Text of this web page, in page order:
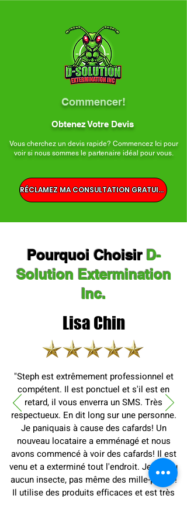
Commencer!
Obtenez Votre Devis
Vous cherchez un devis rapide? Commencez Ici pour
voir si nous sommes le partenaire idéal pour vous.
RÉCLAMEZ MA CONSULTATION GRATUITE
Pourquoi Choisir D-
Solution Extermination
Inc.
Lisa Chin
"Steph est extrêmement professionnel et
compétent. Il est ponctuel et s'il est en
retard, il vous enverra un SMS. Très
respectueux. En dit long sur une personne.
Je paniquais à cause des cafards! Un
nouveau locataire a emménagé et nous
avons commencé à voir des cafards! Il est
venu et a exterminé tout l'endroit. Je n'ai vu
aucun insecte, pas même des mille-pattes!
Il utilise des produits efficaces et est très